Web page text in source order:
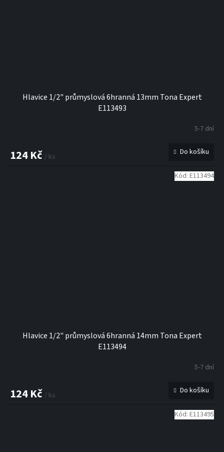
Hlavice 1/2" průmyslová 6hranná 13mm Tona Expert
E113493
5-7 dní
124 Kč / ks Do košíku
Hlavice 1/2" průmyslová 6hranná 14mm Tona Expert
E113494
5-7 dní
124 Kč / ks Do košíku
Kód: E113494
Kód: E113495